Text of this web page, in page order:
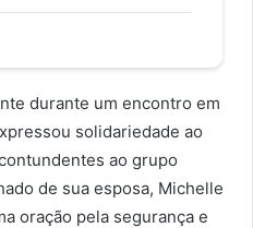
durante um encontro em
solidariedade ao
ao grupo
de sua esposa, Michelle
oração pela segurança e